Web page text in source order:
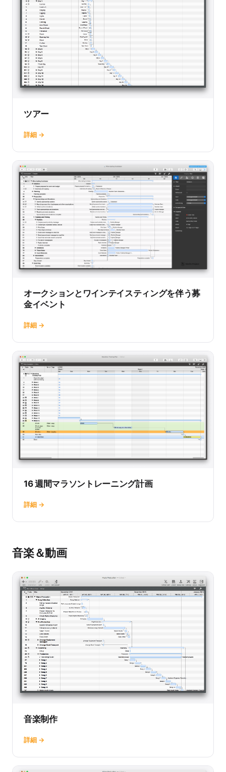
ツアー
詳細 →
オークションとワインテイスティングを伴う募
金イベント
詳細 →
16 週間マラソントレーニング計画
詳細 →
音楽＆動画
音楽制作
詳細 →